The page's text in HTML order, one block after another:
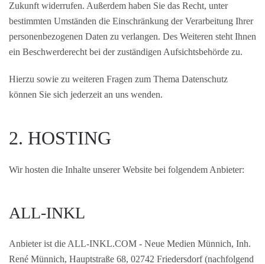
Zukunft widerrufen. Außerdem haben Sie das Recht, unter
bestimmten Umständen die Einschränkung der Verarbeitung Ihrer
personenbezogenen Daten zu verlangen. Des Weiteren steht Ihnen
ein Beschwerderecht bei der zuständigen Aufsichtsbehörde zu.
Hierzu sowie zu weiteren Fragen zum Thema Datenschutz
können Sie sich jederzeit an uns wenden.
2. HOSTING
Wir hosten die Inhalte unserer Website bei folgendem Anbieter:
ALL-INKL
Anbieter ist die ALL-INKL.COM - Neue Medien Münnich, Inh.
René Münnich, Hauptstraße 68, 02742 Friedersdorf (nachfolgend